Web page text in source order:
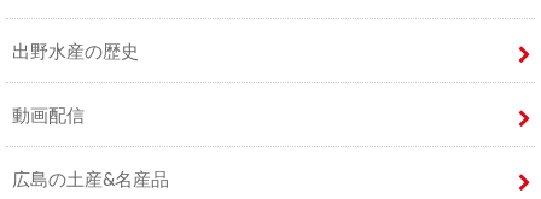
出野水産の歴史
動画配信
広島の土産&名産品